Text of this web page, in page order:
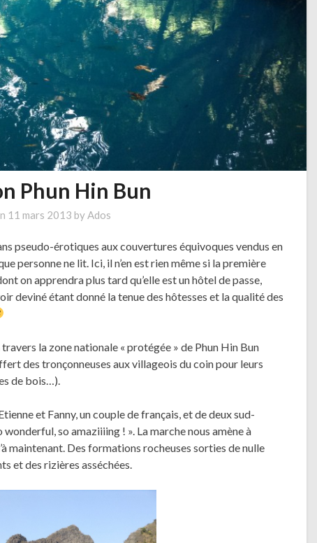
Phun Hin Bun
11 mars 2013 by Ados
pseudo-érotiques aux couvertures équivoques vendus en
personne ne lit. Ici, il n’en est rien même si la première
on apprendra plus tard qu’elle est un hôtel de passe,
deviné étant donné la tenue des hôtesses et la qualité des
la zone nationale « protégée » de Phun Hin Bun
des tronçonneuses aux villageois du coin pour leurs
de bois…).
et Fanny, un couple de français, et de deux sud-
so amaziiiing ! ». La marche nous amène à
maintenant. Des formations rocheuses sorties de nulle
et des rizières asséchées.